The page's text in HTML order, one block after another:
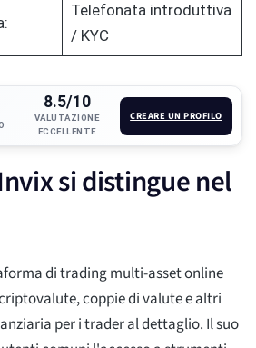
Telefonata introduttiva
/ KYC
8.5/10
VALUTAZIONE
ECCELLENTE
CREARE UN PROFILO
si distingue nel
di trading multi-asset online
coppie di valute e altri
per i trader al dettaglio. Il suo